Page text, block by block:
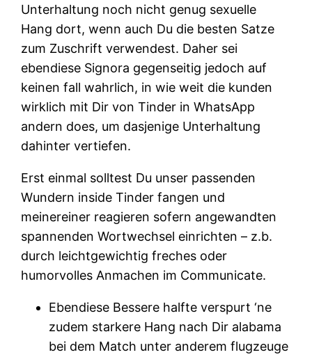
Unterhaltung noch nicht genug sexuelle
Hang dort, wenn auch Du die besten Satze
zum Zuschrift verwendest. Daher sei
ebendiese Signora gegenseitig jedoch auf
keinen fall wahrlich, in wie weit die kunden
wirklich mit Dir von Tinder in WhatsApp
andern does, um dasjenige Unterhaltung
dahinter vertiefen.
Erst einmal solltest Du unser passenden
Wundern inside Tinder fangen und
meinereiner reagieren sofern angewandten
spannenden Wortwechsel einrichten – z.b.
durch leichtgewichtig freches oder
humorvolles Anmachen im Communicate.
Ebendiese Bessere halfte verspurt ‘ne
zudem starkere Hang nach Dir alabama
bei dem Match unter anderem flugzeuge